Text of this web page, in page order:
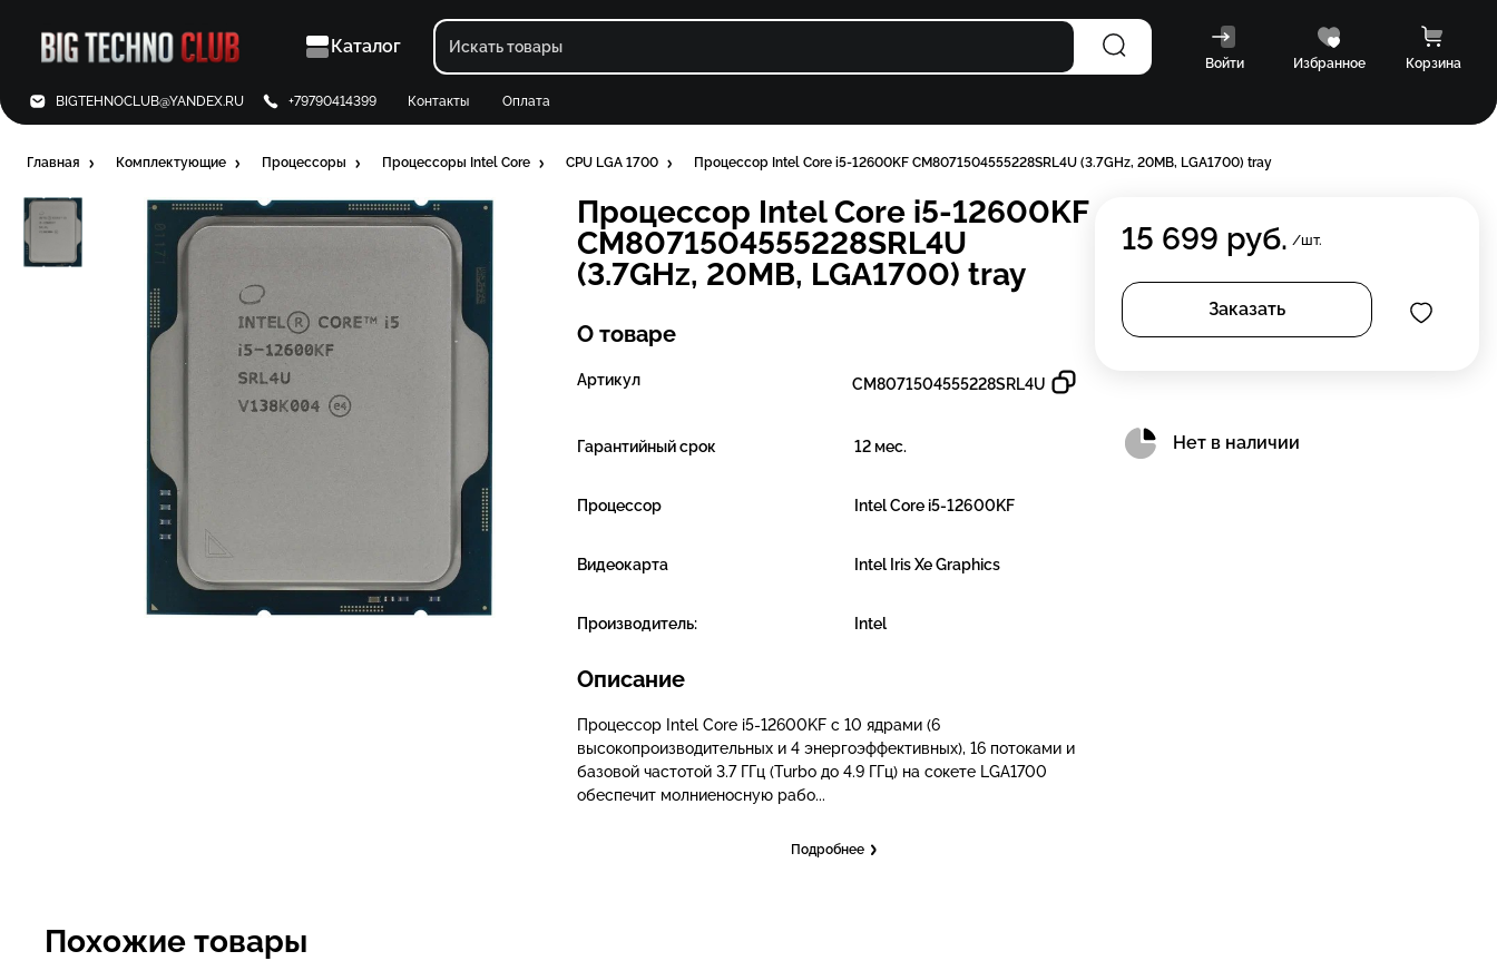
Каталог
Войти Избранное Корзина
BIGTEHNOCLUB@YANDEX.RU +79790414399 Контакты Оплата
Главная Комплектующие Процессоры Процессоры Intel Core CPU LGA 1700 Процессор Intel Core i5-12600KF CM8071504555228SRL4U (3.7GHz, 20MB, LGA1700) tray
Процессор Intel Core i5-12600KF
CM8071504555228SRL4U
(3.7GHz, 20MB, LGA1700) tray
О товаре
Артикул CM8071504555228SRL4U
Гарантийный срок 12 мес.
Процессор Intel Core i5-12600KF
Видеокарта Intel Iris Xe Graphics
Производитель: Intel
Описание
Процессор Intel Core i5-12600KF с 10 ядрами (6
высокопроизводительных и 4 энергоэффективных), 16 потоками и
базовой частотой 3.7 ГГц (Turbo до 4.9 ГГц) на сокете LGA1700
обеспечит молниеносную рабо...
Подробнее
Похожие товары
15 699 руб. /шт.
Заказать
Нет в наличии